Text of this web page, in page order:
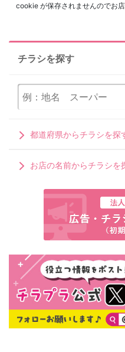
cookie が保存されませんのでお
チラシを探す
都道府県からチラシを探
お店の名前からチラシを